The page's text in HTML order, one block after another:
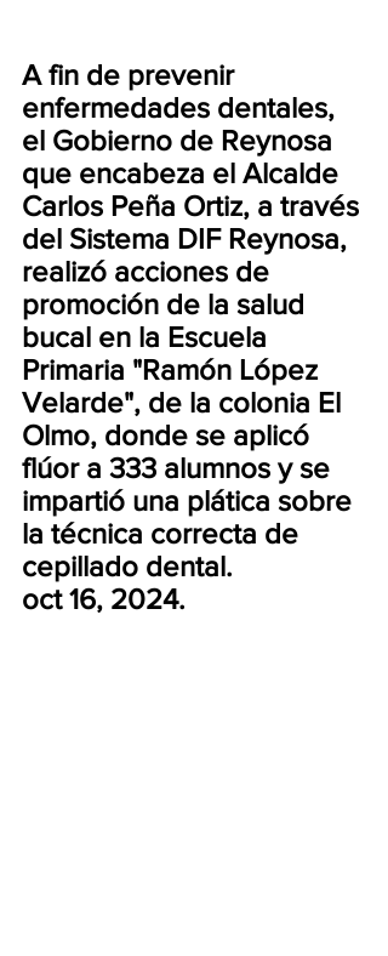
A fin de prevenir
enfermedades dentales,
el Gobierno de Reynosa
que encabeza el Alcalde
Carlos Peña Ortiz, a través
del Sistema DIF Reynosa,
realizó acciones de
promoción de la salud
bucal en la Escuela
Primaria "Ramón López
Velarde", de la colonia El
Olmo, donde se aplicó
flúor a 333 alumnos y se
impartió una plática sobre
la técnica correcta de
cepillado dental.
oct 16, 2024.